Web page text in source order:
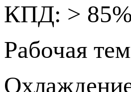
КПД: >
Рабочая